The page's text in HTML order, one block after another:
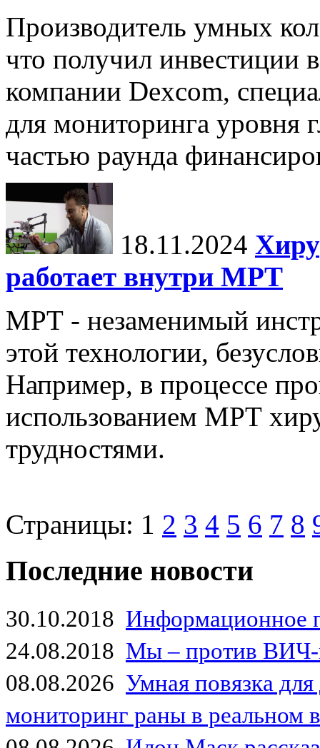
Производитель умных
что получил инвестиции
компании Dexcom,
для мониторинга уровня
частью раунда
18.11.2024
работает внутри МРТ
МРТ - незаменимый
этой технологии,
Например, в процессе
использованием МРТ
трудностями.
Страницы: 1 2 3 4 5 6 7 8
Последние новости
30.10.2018 Информационное
24.08.2018 Мы – против
08.08.2026 Умная повязка
мониторинг раны в реальном